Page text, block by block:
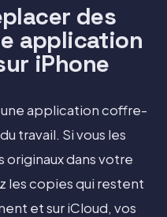
des
application
iPhone
application coffre-
travail. Si vous les
originaux dans votre
les copies qui restent
et sur iCloud, vos